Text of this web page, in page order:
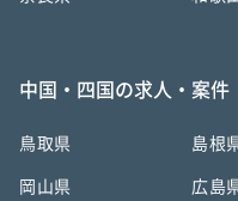
中国・四国の求人・案件
鳥取県 島根
岡山県 広島